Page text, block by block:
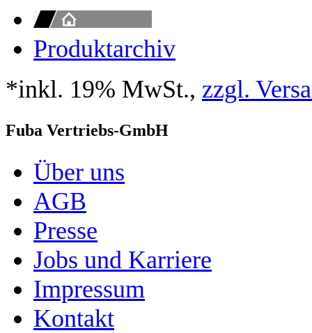
Produktarchiv
*inkl. 19% MwSt., zzgl.
Fuba Vertriebs-GmbH
Über uns
AGB
Presse
Jobs und Karriere
Impressum
Kontakt